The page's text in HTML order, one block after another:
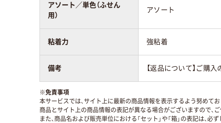
アソート／単色（ふせん
用）
アソート
粘着力 強粘着
備考 【返品について】ご購
※免責事項
本サービスでは、サイト上に最新の商品情報を表示するよう努めてお
商品とサイト上の商品情報の表記が異なる場合がございますので、
また、商品名および販売単位における「セット」や「箱」の表記は、